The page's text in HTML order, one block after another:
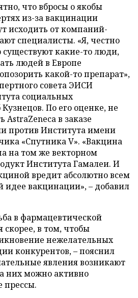
что вбросы о якобы
из-за вакцинации
исходить от компаний-
специалисты. «Я, честно
существуют какие-то люди,
людей в Европе
какой-то препарат»,
совета ЭИСИ
социальных
По его оценке, не
AstraZeneca в заказе
против Института имени
«Спутника V». «Вакцина
на том же векторном
Института Гамалеи. И
вредит абсолютно всем
идее вакцинации», – добавил
в фармацевтической
скорее, в том, чтобы
нежелательных
конкурентов, – пояснил
явления возникают
них можно активно
прессы.